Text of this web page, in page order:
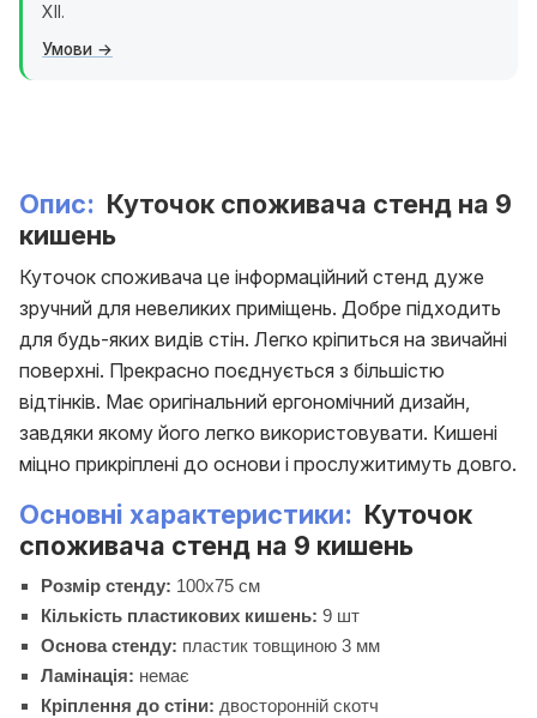
XII.
Умови
Опис: Куточок споживача стенд на 9
кишень
Куточок споживача це інформаційний стенд дуже
зручний для невеликих приміщень. Добре підходить
для будь-яких видів стін. Легко кріпиться на звичайні
поверхні. Прекрасно поєднується з більшістю
відтінків. Має оригінальний ергономічний дизайн,
завдяки якому його легко використовувати. Кишені
міцно прикріплені до основи і прослужитимуть довго.
Основні характеристики: Куточок
споживача стенд на 9 кишень
Розмір стенду: 100х75 см
Кількість пластикових кишень: 9 шт
Основа стенду: пластик товщиною 3 мм
Ламінація: немає
Кріплення до стіни: двосторонній скотч